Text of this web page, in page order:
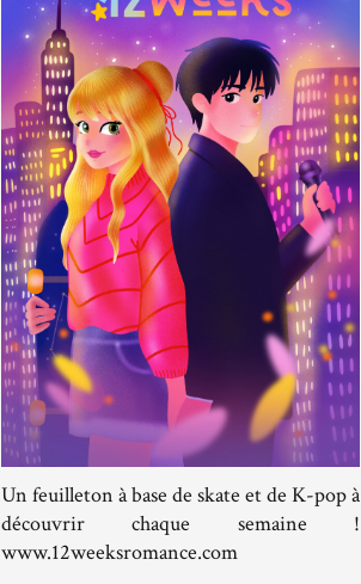
Un feuilleton à base de skate et de K-pop à
découvrir chaque semaine !
www.12weeksromance.com